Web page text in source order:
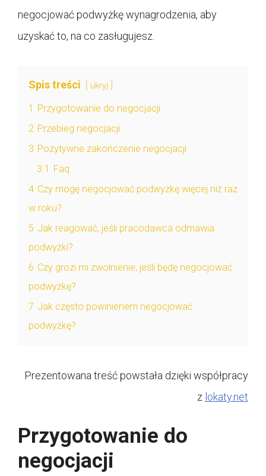
negocjować podwyżkę wynagrodzenia, aby
uzyskać to, na co zasługujesz.
Spis treści ukryj
1 Przygotowanie do negocjacji
2 Przebieg negocjacji
3 Pozytywne zakończenie negocjacji
3.1 Faq
4 Czy mogę negocjować podwyżkę więcej niż raz
w roku?
5 Jak reagować, jeśli pracodawca odmawia
podwyżki?
6 Czy grozi mi zwolnienie, jeśli będę negocjować
podwyżkę?
7 Jak często powinienem negocjować
podwyżkę?
Prezentowana treść powstała dzięki współpracy
z lokaty.net
Przygotowanie do
negocjacji